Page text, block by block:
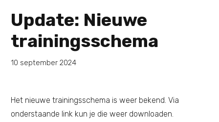
Update: Nieuwe
trainingsschema
10 september 2024
Het nieuwe trainingsschema is weer bekend. Via
onderstaande link kun je die weer downloaden.